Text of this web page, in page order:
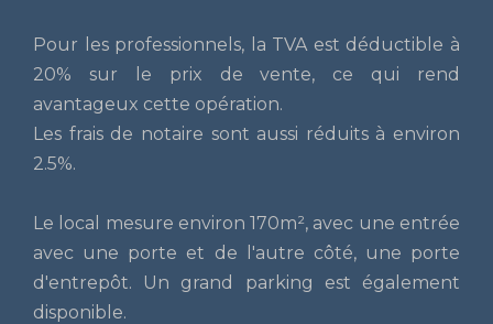
Pour les professionnels, la TVA est déductible à
20% sur le prix de vente, ce qui rend
avantageux cette opération.
Les frais de notaire sont aussi réduits à environ
2.5%.
Le local mesure environ 170m², avec une entrée
avec une porte et de l'autre côté, une porte
d'entrepôt. Un grand parking est également
disponible.